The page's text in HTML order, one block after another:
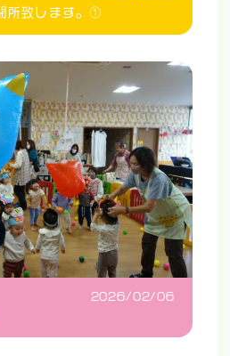
所致します。①
2026/02/06